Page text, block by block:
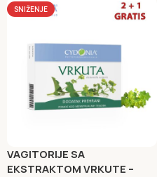
SNIŽENJE
VAGITORIJE SA
EKSTRAKTOM VRKUTE –